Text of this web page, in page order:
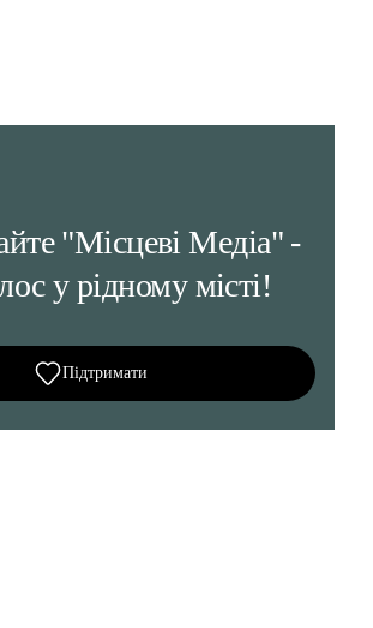
"Місцеві Медіа" -
у рідному місті!
Підтримати